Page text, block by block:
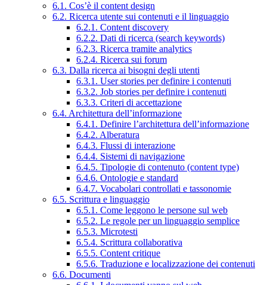
6.1. Cos’è il content design
6.2. Ricerca utente sui contenuti e il linguaggio
6.2.1. Content discovery
6.2.2. Dati di ricerca (search keywords)
6.2.3. Ricerca tramite analytics
6.2.4. Ricerca sui forum
6.3. Dalla ricerca ai bisogni degli utenti
6.3.1. User stories per definire i contenuti
6.3.2. Job stories per definire i contenuti
6.3.3. Criteri di accettazione
6.4. Architettura dell’informazione
6.4.1. Definire l’architettura dell’informazione
6.4.2. Alberatura
6.4.3. Flussi di interazione
6.4.4. Sistemi di navigazione
6.4.5. Tipologie di contenuto (content type)
6.4.6. Ontologie e standard
6.4.7. Vocabolari controllati e tassonomie
6.5. Scrittura e linguaggio
6.5.1. Come leggono le persone sul web
6.5.2. Le regole per un linguaggio semplice
6.5.3. Microtesti
6.5.4. Scrittura collaborativa
6.5.5. Content critique
6.5.6. Traduzione e localizzazione dei contenuti
6.6. Documenti